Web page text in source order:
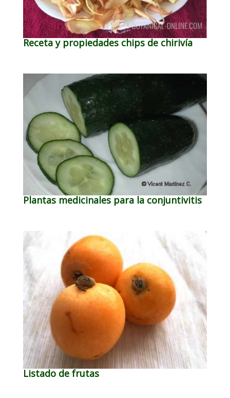
Receta y propiedades chips de chirivía
Plantas medicinales para la conjuntivitis
Listado de frutas